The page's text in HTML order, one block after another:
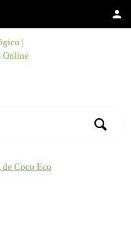
Coco Eco